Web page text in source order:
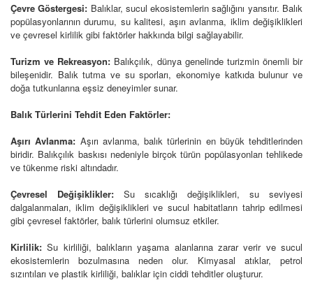
Çevre Göstergesi: Balıklar, sucul ekosistemlerin sağlığını yansıtır. Balık
popülasyonlarının durumu, su kalitesi, aşırı avlanma, iklim değişiklikleri
ve çevresel kirlilik gibi faktörler hakkında bilgi sağlayabilir.
Turizm ve Rekreasyon: Balıkçılık, dünya genelinde turizmin önemli bir
bileşenidir. Balık tutma ve su sporları, ekonomiye katkıda bulunur ve
doğa tutkunlarına eşsiz deneyimler sunar.
Balık Türlerini Tehdit Eden Faktörler:
Aşırı Avlanma: Aşırı avlanma, balık türlerinin en büyük tehditlerinden
biridir. Balıkçılık baskısı nedeniyle birçok türün popülasyonları tehlikede
ve tükenme riski altındadır.
Çevresel Değişiklikler: Su sıcaklığı değişiklikleri, su seviyesi
dalgalanmaları, iklim değişiklikleri ve sucul habitatların tahrip edilmesi
gibi çevresel faktörler, balık türlerini olumsuz etkiler.
Kirlilik: Su kirliliği, balıkların yaşama alanlarına zarar verir ve sucul
ekosistemlerin bozulmasına neden olur. Kimyasal atıklar, petrol
sızıntıları ve plastik kirliliği, balıklar için ciddi tehditler oluşturur.